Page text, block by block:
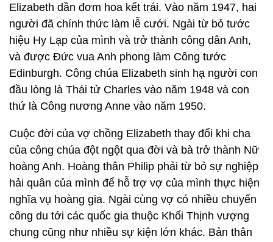
Elizabeth dần đơm hoa kết trái. Vào năm 1947, hai
người đã chính thức làm lễ cưới. Ngài từ bỏ tước
hiệu Hy Lạp của mình và trở thành công dân Anh,
và được Đức vua Anh phong làm Công tước
Edinburgh. Công chúa Elizabeth sinh hạ người con
đầu lòng là Thái tử Charles vào năm 1948 và con
thứ là Công nương Anne vào năm 1950.
Cuộc đời của vợ chồng Elizabeth thay đổi khi cha
của công chúa đột ngột qua đời và bà trở thành Nữ
hoàng Anh. Hoàng thân Philip phải từ bỏ sự nghiệp
hải quân của mình để hỗ trợ vợ của mình thực hiện
nghĩa vụ hoàng gia. Ngài cùng vợ có nhiều chuyến
công du tới các quốc gia thuộc Khối Thịnh vượng
chung cũng như nhiều sự kiện lớn khác. Bản thân